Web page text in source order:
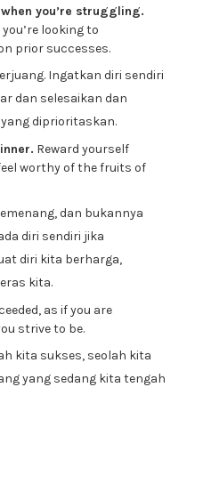
you’re struggling.
looking to
prior successes.
Ingatkan diri sendiri
dan selesaikan dan
diprioritaskan.
Reward yourself
worthy of the fruits of
dan bukannya
diri sendiri jika
diri kita berharga,
kita.
as if you are
strive to be.
kita sukses, seolah kita
yang sedang kita tengah